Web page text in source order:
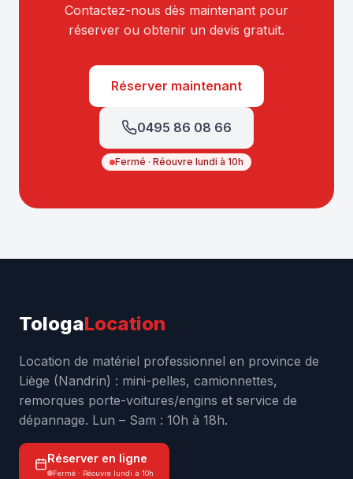
Contactez-nous dès maintenant pour
réserver ou obtenir un devis gratuit.
Réserver maintenant
0495 86 08 66
Fermé · Réouvre lundi à 10h
TologaLocation
Location de matériel professionnel en province de
Liège (Nandrin) : mini-pelles, camionnettes,
remorques porte-voitures/engins et service de
dépannage. Lun – Sam : 10h à 18h.
Réserver en ligne
Fermé · Réouvre lundi à 10h